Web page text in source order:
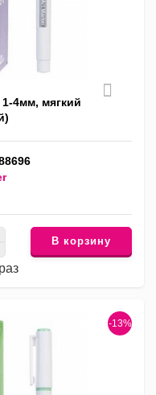
4мм, мягкий
В корзину
-13%